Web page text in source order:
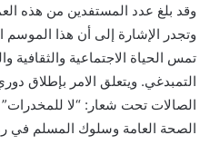
وقد بلغ عدد المستفدين من هذه العملية حوالي
وتجدر الإشارة إلى أن هذا
تمس الحياة الاجتماعية والثقافية
التمبدغي. ويتعلق الامر بإطلاق
الصالات تحت شعار: “لا
الصحة العامة وسلوك المسلم في